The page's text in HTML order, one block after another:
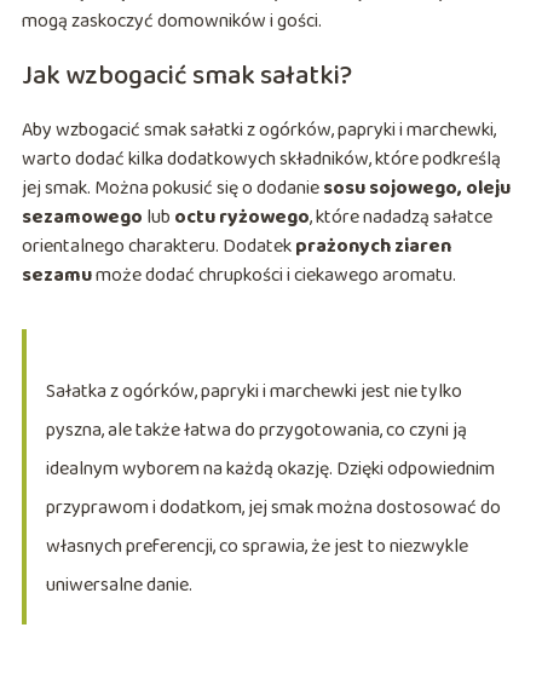
mogą zaskoczyć domowników i gości.
Jak wzbogacić smak sałatki?
Aby wzbogacić smak sałatki z ogórków, papryki i marchewki,
warto dodać kilka dodatkowych składników, które podkreślą
jej smak. Można pokusić się o dodaniesosu sojowego, oleju
sezamowego lub octu ryżowego, które nadadzą sałatce
orientalnego charakteru. Dodatekprażonych ziaren
sezamumoże dodać chrupkości i ciekawego aromatu.
Sałatka z ogórków, papryki i marchewki jest nie tylko
pyszna, ale także łatwa do przygotowania, co czyni ją
idealnym wyborem na każdą okazję. Dzięki odpowiednim
przyprawom i dodatkom, jej smak można dostosować do
własnych preferencji, co sprawia, że jest to niezwykle
uniwersalne danie.